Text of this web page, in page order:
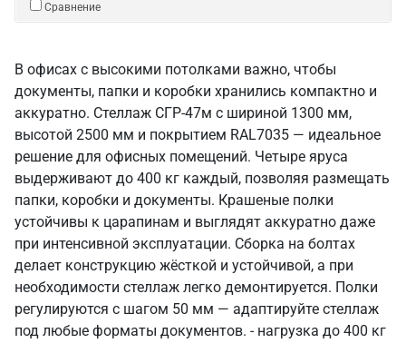
Сравнение
В офисах с высокими потолками важно, чтобы
документы, папки и коробки хранились компактно и
аккуратно. Стеллаж СГР-47м с шириной 1300 мм,
высотой 2500 мм и покрытием RAL7035 — идеальное
решение для офисных помещений. Четыре яруса
выдерживают до 400 кг каждый, позволяя размещать
папки, коробки и документы. Крашеные полки
устойчивы к царапинам и выглядят аккуратно даже
при интенсивной эксплуатации. Сборка на болтах
делает конструкцию жёсткой и устойчивой, а при
необходимости стеллаж легко демонтируется. Полки
регулируются с шагом 50 мм — адаптируйте стеллаж
под любые форматы документов. - нагрузка до 400 кг